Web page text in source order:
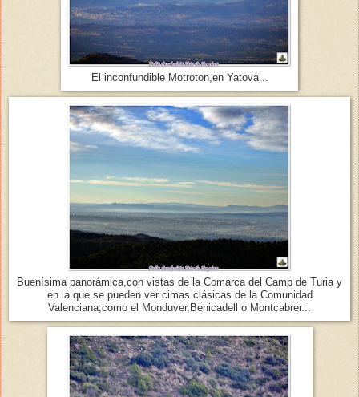
El inconfundible Motroton,en Yatova...
Buenísima panorámica,con vistas de la Comarca del Camp de Turia y
en la que se pueden ver cimas clásicas de la Comunidad
Valenciana,como el Monduver,Benicadell o Montcabrer...